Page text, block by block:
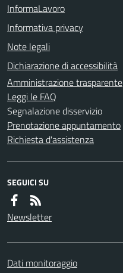
InformaLavoro
Informativa privacy
Note legali
Dichiarazione di accessibilità
Amministrazione trasparente
Leggi le FAQ
Segnalazione disservizio
Prenotazione appuntamento
Richiesta d'assistenza
SEGUICI SU
Newsletter
Dati monitoraggio